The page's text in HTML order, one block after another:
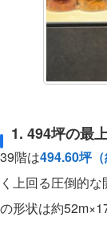
1. 494坪の最
39階は494.60坪（
く上回る圧倒的
の形状は約